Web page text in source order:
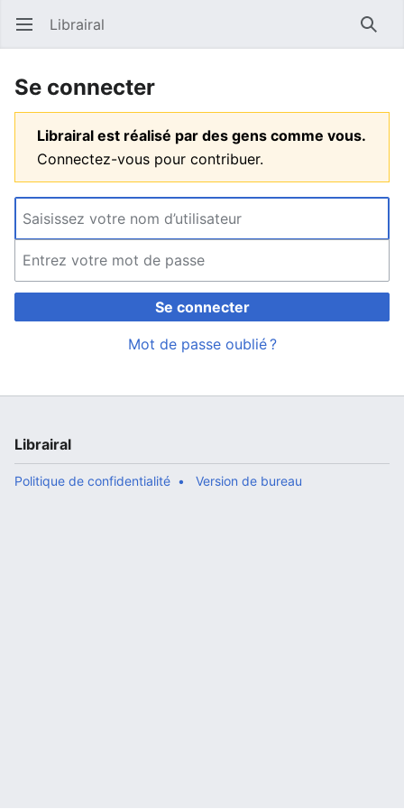
Ouvrir le menu principal Librairal
Se connecter
Librairal est réalisé par des gens comme vous.
Connectez-vous pour contribuer.
Se connecter
Mot de passe oublié ?
Librairal
Politique de confidentialité Version de bureau